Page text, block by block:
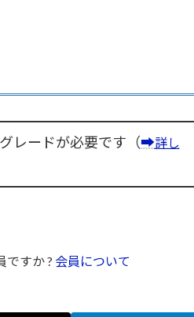
レードが必要です（➡詳し
ですか ? 会員について